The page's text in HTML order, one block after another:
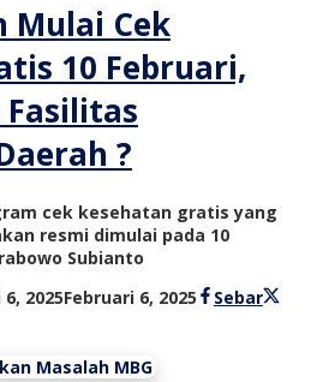
Mulai Cek
10 Februari,
Fasilitas
?
cek kesehatan gratis yang
resmi dimulai pada 10
Subianto
2025Februari 6, 2025 olehSebar